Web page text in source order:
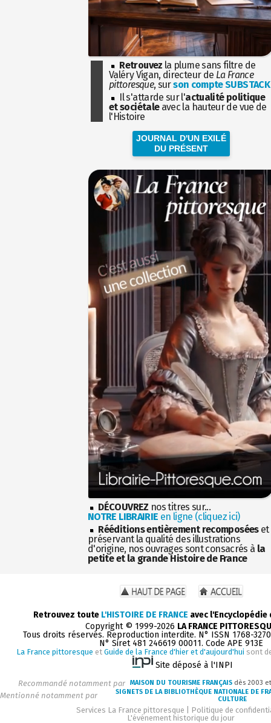
Retrouvez la plume sans filtre de
Valéry Vigan, directeur de La France
pittoresque, surson compte SUBSTACK
Il s'attarde sur l'actualité politique
et sociétaleavec la hauteur de vue de
l'Histoire
JOURNAL D'UN EXILÉ
DU PRÉSENT
DÉCOUVREZ nos titres sur...
NOTRE LIBRAIRIE en ligne (cliquez ici)
Rééditions entièrement recomposéeset
préservant la qualité des illustrations
d'origine, nos ouvrages sont consacrés à la
petite et la grande Histoire de France
Retrouvez toute L'HISTOIRE DE FRANCE avec
Copyright © 1999-2026 LA FRANCE
Tous droits réservés. Reproduction interdite. N° ISSN 1768-
N° Siret 481 246619 00011. Code APE 913E
La France pittoresque et Guide de la France d'hier et d'aujourd'hui sont
Site déposé à l'INPI
Recommandé notamment par MAISON DU TOURISME FRANÇAIS dès 2003
Mentionné notamment par
SIGNETS DE LA BIBLIOTHÈQUE NATIONALE DE
CULTURE
Services La France pittoresque
Politique de
L'événement historique du jour